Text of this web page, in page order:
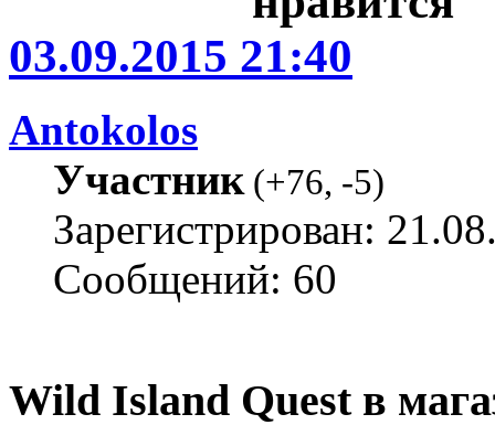
03.09.2015 21:40
Antokolos
Участник(+76, -5)
Зарегистрирован:
Сообщений: 60
Wild Island Quest в